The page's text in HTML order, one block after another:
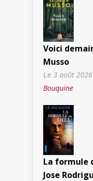
Voici
Musso
Le 3 août 2026
Bouquine
La formule
Jose